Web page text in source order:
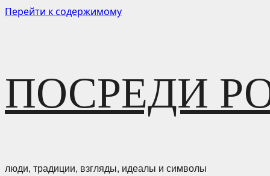
Перейти к содержимому
ПОСРЕДИ
люди, традиции, взгляды, идеалы и символы